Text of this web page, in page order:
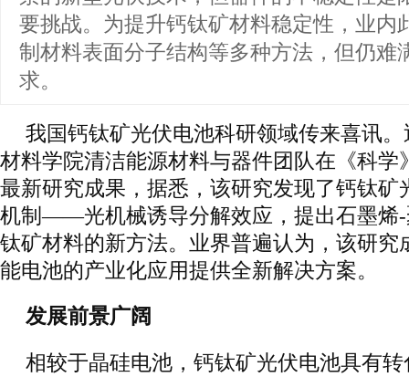
要挑战。为提升钙钛矿材料稳定性，业内
制材料表面分子结构等多种方法，但仍难
求。
我国钙钛矿光伏电池科研领域传来喜讯
材料学院清洁能源材料与器件团队在《科学
最新研究成果，据悉，该研究发现了钙钛矿
机制——光机械诱导分解效应，提出石墨烯-
钛矿材料的新方法。业界普遍认为，该研究
能电池的产业化应用提供全新解决方案。
发展前景广阔
相较于晶硅电池，钙钛矿光伏电池具有